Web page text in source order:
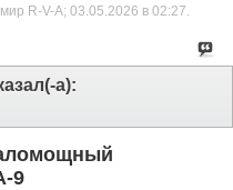
R-V-A; 03.05.2026 в 02:27
а):
9